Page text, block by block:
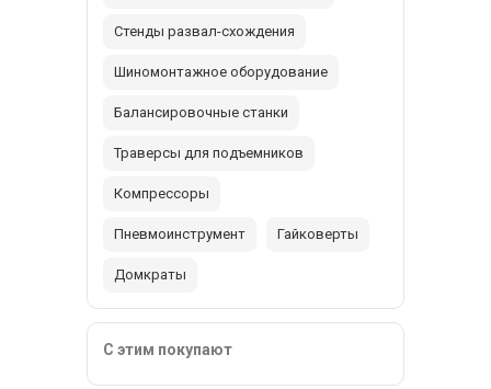
Стенды развал-схождения
Шиномонтажное оборудование
Балансировочные станки
Траверсы для подъемников
Компрессоры
Пневмоинструмент Гайковерты
Домкраты
С этим покупают